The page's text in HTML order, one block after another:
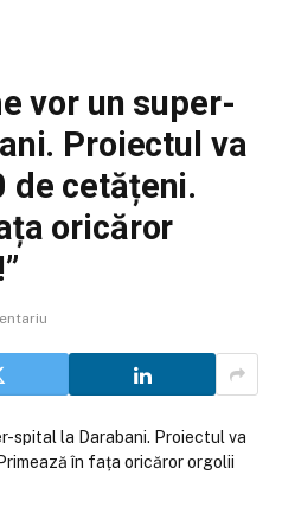
vor un super-
Proiectul va
de cetățeni.
oricăror